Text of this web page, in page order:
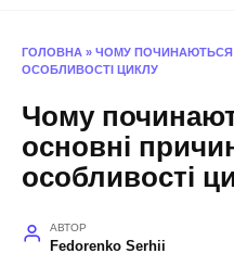
ГОЛОВНА » ЧОМУ ПОЧИНАЮТЬСЯ
ОСОБЛИВОСТІ ЦИКЛУ
Чому
основні
особливості
АВТОР
Fedorenko Serhii